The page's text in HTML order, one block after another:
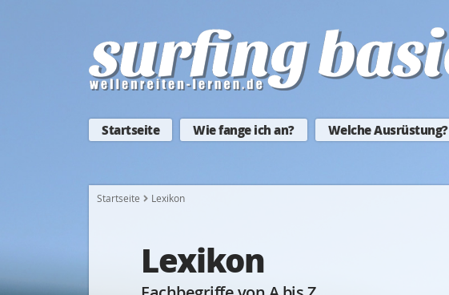
Startseite Wie fange ich an? Welche Ausrüstung?
Startseite Lexikon
Lexikon